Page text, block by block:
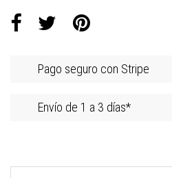
Pago seguro con Stripe
Envío de 1 a 3 días*